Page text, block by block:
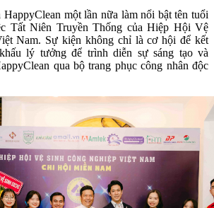
HappyClean một lần nữa làm nổi bật tên tuổi
Tất Niên Truyền Thống của Hiệp Hội Vệ
Nam. Sự kiện không chỉ là cơ hội để kết
lý tưởng để trình diễn sự sáng tạo và
qua bộ trang phục công nhân độc